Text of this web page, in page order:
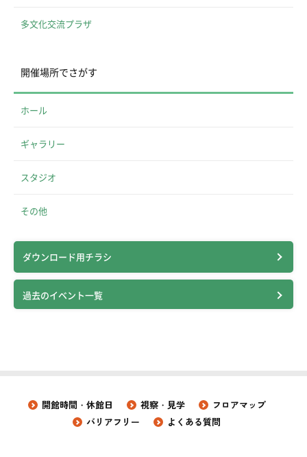
多文化交流プラザ
開催場所でさがす
ホール
ギャラリー
スタジオ
その他
ダウンロード用チラシ
過去のイベント一覧
開館時間・休館日 視察・見学
フロアマップ
バリアフリー
よくある質問